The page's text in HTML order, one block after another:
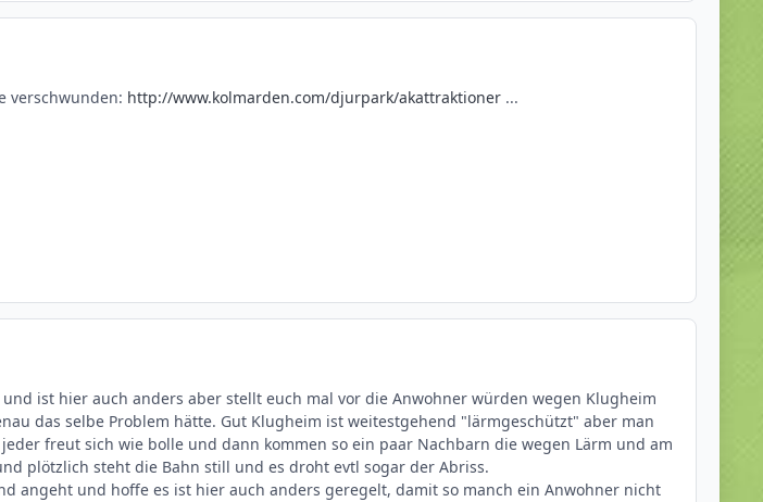
verschwunden: http://www.kolmarden.com/djurpark/akattraktioner ...
ist hier auch anders aber stellt euch mal vor die Anwohner würden wegen Klugheim
das selbe Problem hätte. Gut Klugheim ist weitestgehend "lärmgeschützt" aber man
freut sich wie bolle und dann kommen so ein paar Nachbarn die wegen Lärm und am
plötzlich steht die Bahn still und es droht evtl sogar der Abriss.
angeht und hoffe es ist hier auch anders geregelt, damit so manch ein Anwohner nicht